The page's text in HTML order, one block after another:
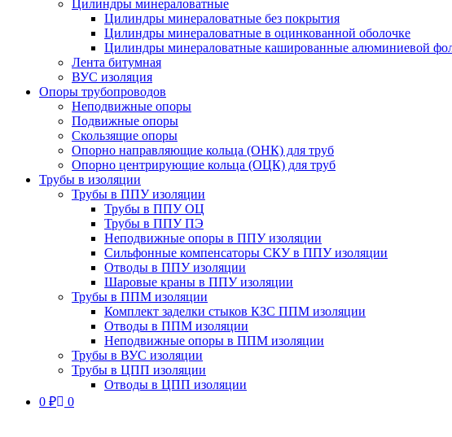
Цилиндры минераловатные
Цилиндры минераловатные без покрытия
Цилиндры минераловатные в оцинкованной оболочке
Цилиндры минераловатные кашированные алюминиевой
Лента битумная
ВУС изоляция
Опоры трубопроводов
Неподвижные опоры
Подвижные опоры
Скользящие опоры
Опорно направляющие кольца (ОНК) для труб
Опорно центрирующие кольца (ОЦК) для труб
Трубы в изоляции
Трубы в ППУ изоляции
Трубы в ППУ ОЦ
Трубы в ППУ ПЭ
Неподвижные опоры в ППУ изоляции
Сильфонные компенсаторы СКУ в ППУ изоляции
Отводы в ППУ изоляции
Шаровые краны в ППУ изоляции
Трубы в ППМ изоляции
Комплект заделки стыков КЗС ППМ изоляции
Отводы в ППМ изоляции
Неподвижные опоры в ППМ изоляции
Трубы в ВУС изоляции
Трубы в ЦПП изоляции
Отводы в ЦПП изоляции
0 ₽ 0